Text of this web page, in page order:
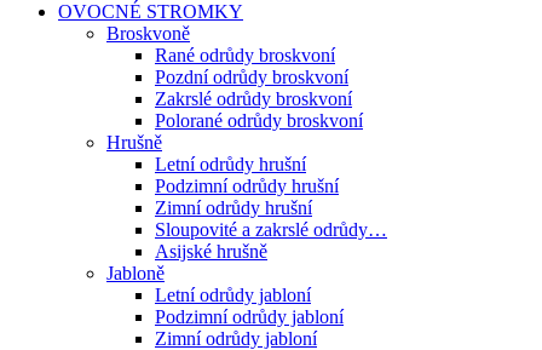
OVOCNÉ STROMKY
Broskvoně
Rané odrůdy broskvoní
Pozdní odrůdy broskvoní
Zakrslé odrůdy broskvoní
Polorané odrůdy broskvoní
Hrušně
Letní odrůdy hrušní
Podzimní odrůdy hrušní
Zimní odrůdy hrušní
Sloupovité a zakrslé odrůdy…
Asijské hrušně
Jabloně
Letní odrůdy jabloní
Podzimní odrůdy jabloní
Zimní odrůdy jabloní